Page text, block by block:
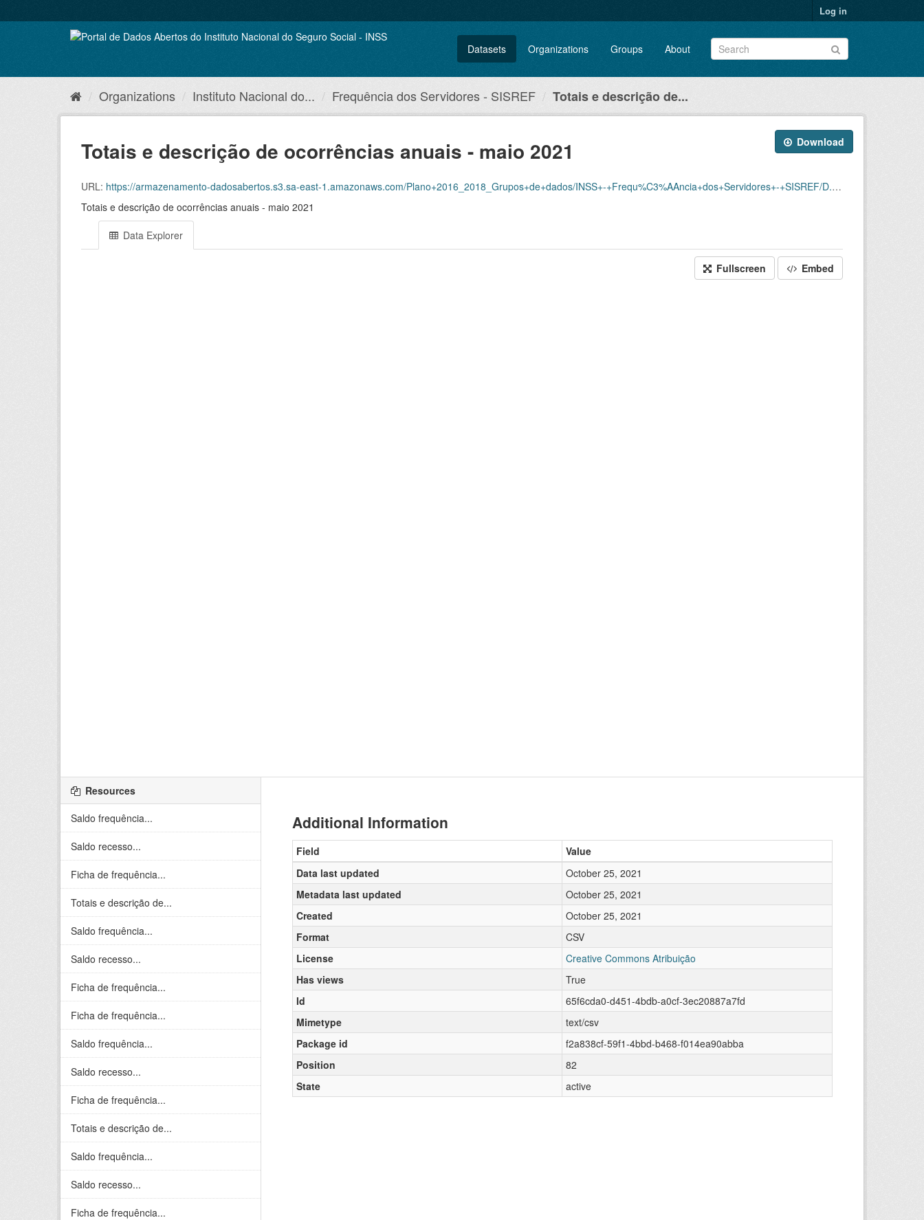
to
Log in
Datasets Organizations Groups About
Organizations Instituto Nacional do... Frequência dos Servidores - SISREF Totais e descrição de...
Download
Totais e descrição de ocorrências anuais - maio 2021
URL: https://armazenamento-dadosabertos.s3.sa-east-1.amazonaws.com/Plano+2016_2018_Grupos+de+dados/INSS+-+Frequ%C3%AAncia+dos+Servidores+-+SISREF/D.SRF.FQS.004.ACSINSS.202105.csv
Totais e descrição de ocorrências anuais - maio 2021
Data Explorer
Fullscreen Embed
Resources
Saldo frequência...
Saldo recesso...
Ficha de frequência...
Totais e descrição de...
Saldo frequência...
Saldo recesso...
Ficha de frequência...
Ficha de frequência...
Saldo frequência...
Saldo recesso...
Ficha de frequência...
Totais e descrição de...
Saldo frequência...
Saldo recesso...
Ficha de frequência...
Additional Information
Field
Value
Data last updated
October 25, 2021
Metadata last updated
October 25, 2021
Created
October 25, 2021
Format
CSV
License
Creative Commons Atribuição
Has views
True
Id
65f6cda0-d451-4bdb-a0cf-3ec20887a7fd
Mimetype
text/csv
Package id
f2a838cf-59f1-4bbd-b468-f014ea90abba
Position
82
State
active